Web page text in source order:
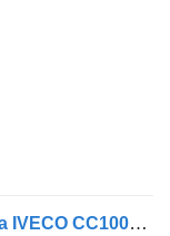
504045875 columna de dirección para IVECO CC100E21 TECTOR camión